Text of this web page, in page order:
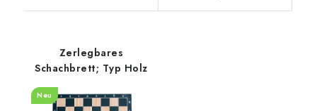
Zerlegbares
Schachbrett; Typ Holz
Neu